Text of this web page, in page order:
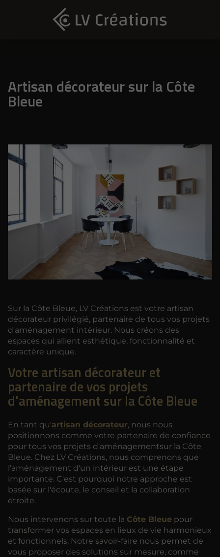
Artisan décorateur sur la Côte
Bleue
Sur la Côte Bleue, LV Créations est votre artisan
décorateur privilégié, partenaire de tous vos projets
d'aménagement intérieur. Nous créons des
espaces qui allient esthétique, fonctionnalité et
caractère unique.
Votre artisan décorateur et
partenaire de vos projets
d'aménagement sur la Côte Bleue
En tant qu'artisan décorateur, nous nous
positionnons comme votre partenaire de confiance
pour tous vos projets d'aménagementsur la Côte
Bleue. Chez LV Créations, nous comprenons que
l'aménagement d'un intérieur est une étape
importante. C'est pourquoi notre approche est
basée sur l'écoute, le conseil et la collaboration
étroite.
Nous intervenons sur toute la Côte Bleue pour
transformer vos espaces en lieux de vie harmonieux
et fonctionnels. Notre savoir-faire nous permet de
vous proposer des solutions sur mesure, comme